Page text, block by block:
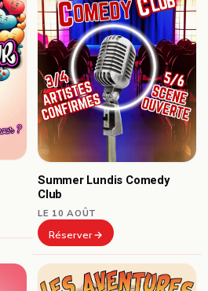
Summer Lundis Comedy
Club
LE 10 AOÛT
Réserver